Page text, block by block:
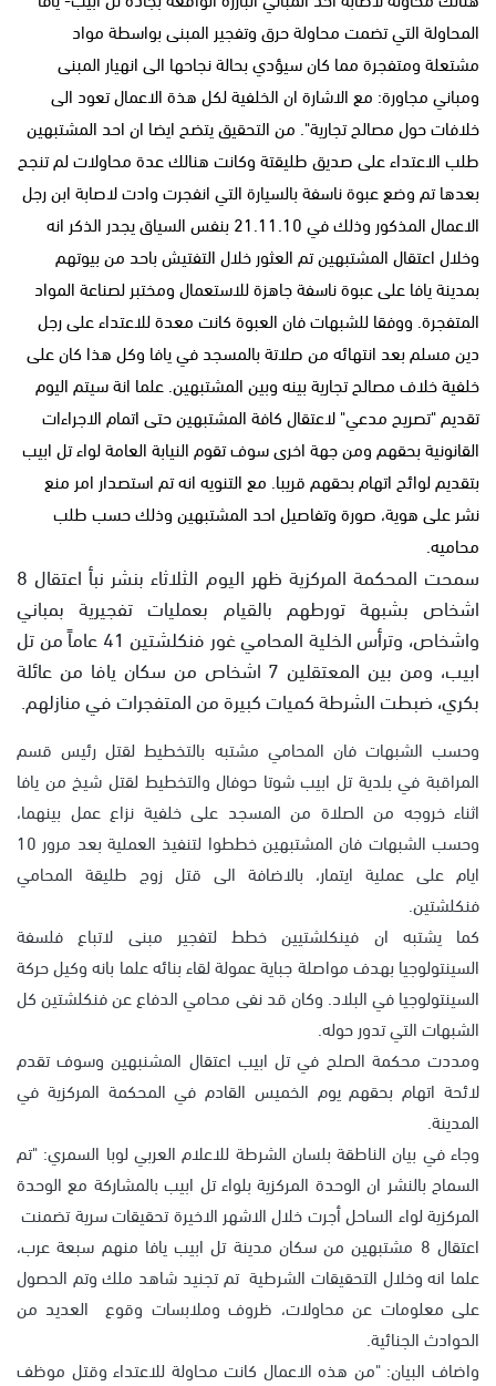
المحاولة التي تضمت محاولة حرق وتفجير المبنى بواسطة مواد
مشتعلة ومتفجرة مما كان سيؤدي بحالة نجاحها الى انهيار المبنى
ومباني مجاورة: مع الاشارة ان الخلفية لكل هذة الاعمال تعود الى
خلافات حول مصالح تجارية". من التحقيق يتضح ايضا ان احد المشتبهين
طلب الاعتداء على صديق طليقتة وكانت هنالك عدة محاولات لم تنجح
بعدها تم وضع عبوة ناسفة بالسيارة التي انفجرت وادت لاصابة ابن رجل
الاعمال المذكور وذلك في 21.11.10 بنفس السياق يجدر الذكر انه
وخلال اعتقال المشتبهين تم العثور خلال التفتيش باحد من بيوتهم
بمدينة يافا على عبوة ناسفة جاهزة للاستعمال ومختبر لصناعة المواد
المتفجرة. ووفقا للشبهات فان العبوة كانت معدة للاعتداء على رجل
دين مسلم بعد انتهائه من صلاتة بالمسجد في يافا وكل هذا كان على
خلفية خلاف مصالح تجارية بينه وبين المشتبهين. علما انة سيتم اليوم
تقديم "تصريح مدعي" لاعتقال كافة المشتبهين حتى اتمام الاجراءات
القانونية بحقهم ومن جهة اخرى سوف تقوم النيابة العامة لواء تل ابيب
بتقديم لوائح اتهام بحقهم قريبا. مع التنويه انه تم استصدار امر منع
نشر على هوية، صورة وتفاصيل احد المشتبهين وذلك حسب طلب
محاميه.
سمحت المحكمة المركزية ظهر اليوم الثلاثاء بنشر نبأ اعتقال 8
اشخاص بشبهة تورطهم بالقيام بعمليات تفجيرية بمباني
واشخاص، وترأس الخلية المحامي غور فنكلشتين 41 عاماً من تل
ابيب، ومن بين المعتقلين 7 اشخاص من سكان يافا من عائلة
بكري، ضبطت الشرطة كميات كبيرة من المتفجرات في منازلهم.
وحسب الشبهات فان المحامي مشتبه بالتخطيط لقتل رئيس قسم
المراقبة في بلدية تل ابيب شوتا حوفال والتخطيط لقتل شيخ من يافا
اثناء خروجه من الصلاة من المسجد على خلفية نزاع عمل بينهما،
وحسب الشبهات فان المشتبهين خططوا لتنفيذ العملية بعد مرور 10
ايام على عملية ايتمار، بالاضافة الى قتل زوج طليقة المحامي
فنكلشتين.
كما يشتبه ان فينكلشتيين خطط لتفجير مبنى لاتباع فلسفة
السينتولوجيا بهدف مواصلة جباية عمولة لقاء بنائه علما بانه وكيل حركة
السينتولوجيا في البلاد. وكان قد نفى محامي الدفاع عن فنكلشتين كل
الشبهات التي تدور حوله.
ومددت محكمة الصلح في تل ابيب اعتقال المشنبهين وسوف تقدم
لائحة اتهام بحقهم يوم الخميس القادم في المحكمة المركزية في
المدينة.
وجاء في بيان الناطقة بلسان الشرطة للاعلام العربي لوبا السمري: "تم
السماح بالنشر ان الوحدة المركزية بلواء تل ابيب بالمشاركة مع الوحدة
المركزية لواء الساحل أجرت خلال الاشهر الاخيرة تحقيقات سرية تضمنت
اعتقال 8 مشتبهين من سكان مدينة تل ابيب يافا منهم سبعة عرب،
علما انه وخلال التحقيقات الشرطية تم تجنيد شاهد ملك وتم الحصول
على معلومات عن محاولات، ظروف وملابسات وقوع العديد من
الحوادث الجنائية.
واضاف البيان: "من هذه الاعمال كانت محاولة للاعتداء وقتل موظف